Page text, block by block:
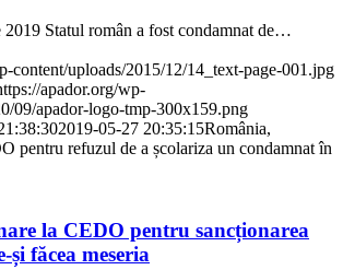
2019 Statul român a fost condamnat de…
content/uploads/2015/12/14_text-page-001.jpg
apador.org/wp-
09/apador-logo-tmp-300x159.png
2019-05-27 20:35:15România,
pentru refuzul de a școlariza un condamnat în
la CEDO pentru sancționarea
făcea meseria